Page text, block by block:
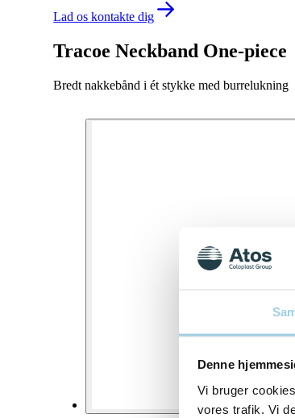
Denne
Vi bruger
vores trafik. Vi
Tracoe Neckband One-piece
Bredt nakkebånd i ét stykke med burrelukning
Lad os kontakte dig